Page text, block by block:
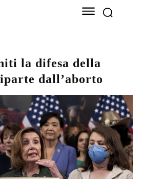
la difesa della
dall’aborto